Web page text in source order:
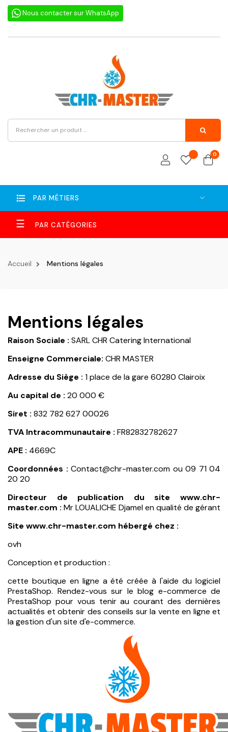
Nous contacter sur WhatsApp
0
PAR MÉTIERS
Basculer
la
navigation
☰
Accueil Mentions légales
Mentions légales
Raison Sociale : SARL CHR Catering International
Enseigne Commerciale: CHR MASTER
Adresse du Siège : 1 place de la gare 60280 Clairoix
Au capital de : 20 000 €
Siret : 832 782 627 00026
TVA Intracommunautaire : FR82832782627
APE : 4669C
Coordonnées : Contact@chr-master.com ou 09 71 04
20 20
Directeur de publication du site www.chr-
master.com : Mr LOUALICHE Djamel en qualité de gérant
Site www.chr-master.com hébergé chez :
ovh
Conception et production :
cette boutique en ligne a été créée à l'aide du logiciel
PrestaShop. Rendez-vous sur le blog e-commerce de
PrestaShop pour vous tenir au courant des dernières
actualités et obtenir des conseils sur la vente en ligne et
la gestion d'un site d'e-commerce.